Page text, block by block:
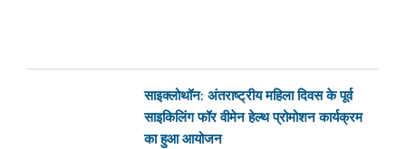
साइक्लोथॉन: अंतराष्ट्रीय महिला दिवस के पूर्व
साइकिलिंग फॉर वीमेन हेल्थ प्रोमोशन कार्यक्रम
का हुआ आयोजन